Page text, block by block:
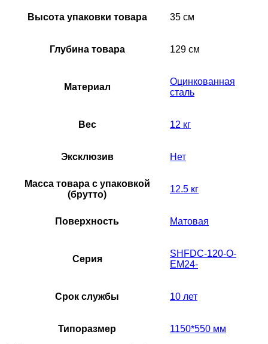
Высота упаковки товара 35 см
Глубина товара 129 см
Материал
Оцинкованная
сталь
Вес 12 кг
Эксклюзив Нет
Масса товара с упаковкой
(брутто)
12.5 кг
Поверхность Матовая
Серия
SHFDC-120-O-
EM24-
Срок службы 10 лет
Типоразмер 1150*550 мм